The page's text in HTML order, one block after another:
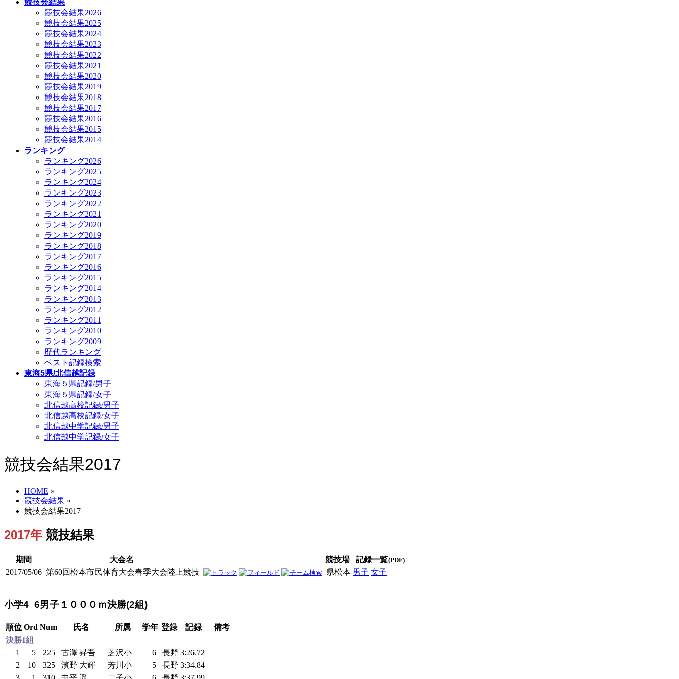
競技会結果
競技会結果2026
競技会結果2025
競技会結果2024
競技会結果2023
競技会結果2022
競技会結果2021
競技会結果2020
競技会結果2019
競技会結果2018
競技会結果2017
競技会結果2016
競技会結果2015
競技会結果2014
ランキング
ランキング2026
ランキング2025
ランキング2024
ランキング2023
ランキング2022
ランキング2021
ランキング2020
ランキング2019
ランキング2018
ランキング2017
ランキング2016
ランキング2015
ランキング2014
ランキング2013
ランキング2012
ランキング2011
ランキング2010
ランキング2009
歴代ランキング
ベスト記録検索
東海5県/北信越記録
東海５県記録/男子
東海５県記録/女子
北信越高校記録/男子
北信越高校記録/女子
北信越中学記録/男子
北信越中学記録/女子
競技会結果2017
HOME »
競技会結果 »
競技会結果2017
2017年 競技結果
期間 大会名 競技場 記録一覧(PDF)
2017/05/06 第60回松本市民体育大会春季大会陸上競技 県松本 男子 女子
小学4_6男子１０００ｍ決勝(2組)
順位 Ord Num 氏名 所属 学年 登録 記録
備考
決勝1組
1
5 225 古澤 昇吾 芝沢小 6 長野 3:26.72
2
10 325 濱野 大輝 芳川小 5 長野 3:34.84